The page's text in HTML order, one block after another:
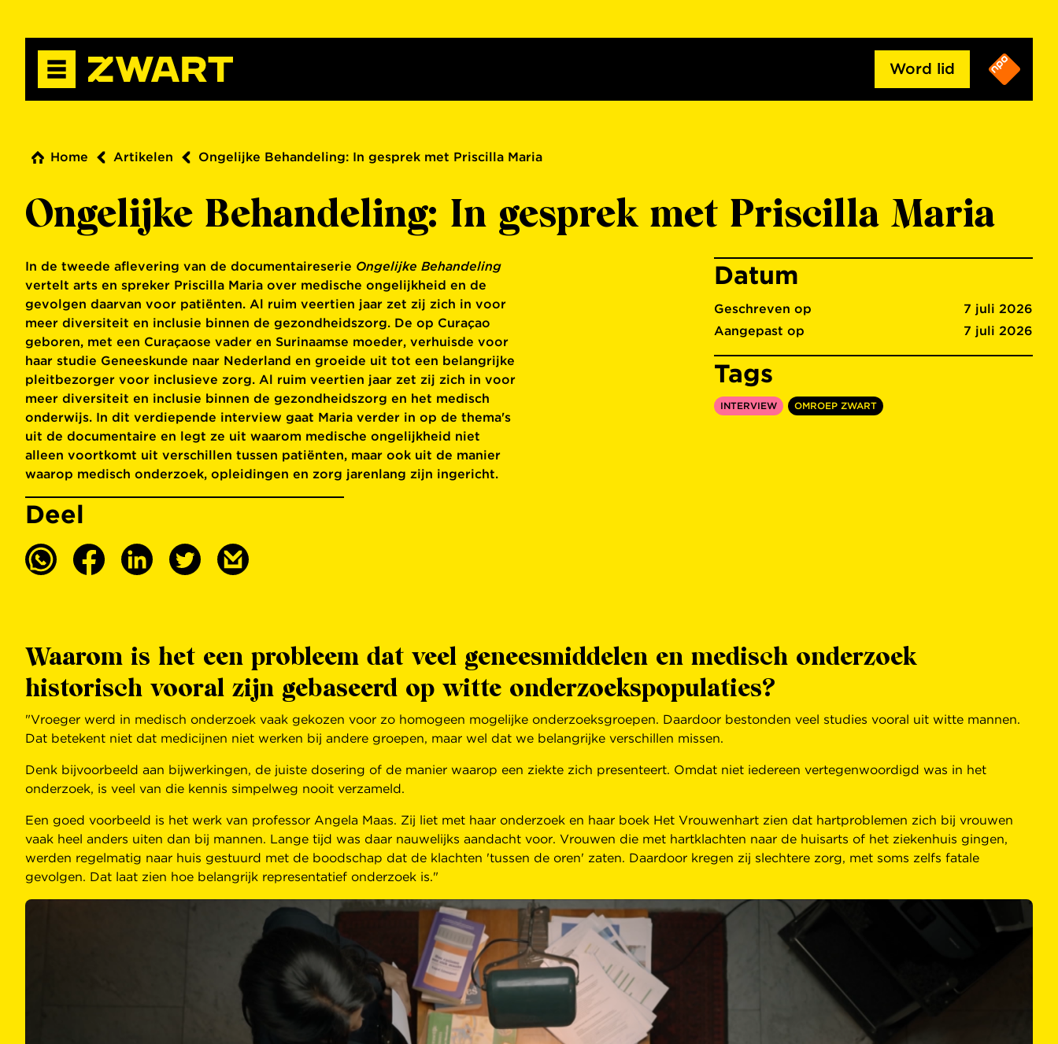
Word lid
Home Artikelen Ongelijke Behandeling: In gesprek met Priscilla Maria
Ongelijke Behandeling: In gesprek met Priscilla Maria
In de tweede aflevering van de documentaireserie Ongelijke Behandeling
vertelt arts en spreker Priscilla Maria over medische ongelijkheid en de
gevolgen daarvan voor patiënten. Al ruim veertien jaar zet zij zich in voor
meer diversiteit en inclusie binnen de gezondheidszorg. De op Curaçao
geboren, met een Curaçaose vader en Surinaamse moeder, verhuisde voor
haar studie Geneeskunde naar Nederland en groeide uit tot een belangrijke
pleitbezorger voor inclusieve zorg. Al ruim veertien jaar zet zij zich in voor
meer diversiteit en inclusie binnen de gezondheidszorg en het medisch
onderwijs. In dit verdiepende interview gaat Maria verder in op de thema's
uit de documentaire en legt ze uit waarom medische ongelijkheid niet
alleen voortkomt uit verschillen tussen patiënten, maar ook uit de manier
waarop medisch onderzoek, opleidingen en zorg jarenlang zijn ingericht.
Datum
Geschreven op
7 juli 2026
Aangepast op
7 juli 2026
Tags
INTERVIEW OMROEP ZWART
Deel
Waarom is het een probleem dat veel geneesmiddelen en medisch onderzoek
historisch vooral zijn gebaseerd op witte onderzoekspopulaties?
"Vroeger werd in medisch onderzoek vaak gekozen voor zo homogeen mogelijke onderzoeksgroepen. Daardoor bestonden veel studies vooral uit witte mannen.
Dat betekent niet dat medicijnen niet werken bij andere groepen, maar wel dat we belangrijke verschillen missen.
Denk bijvoorbeeld aan bijwerkingen, de juiste dosering of de manier waarop een ziekte zich presenteert. Omdat niet iedereen vertegenwoordigd was in het
onderzoek, is veel van die kennis simpelweg nooit verzameld.
Een goed voorbeeld is het werk van professor Angela Maas. Zij liet met haar onderzoek en haar boek Het Vrouwenhart zien dat hartproblemen zich bij vrouwen
vaak heel anders uiten dan bij mannen. Lange tijd was daar nauwelijks aandacht voor. Vrouwen die met hartklachten naar de huisarts of het ziekenhuis gingen,
werden regelmatig naar huis gestuurd met de boodschap dat de klachten 'tussen de oren' zaten. Daardoor kregen zij slechtere zorg, met soms zelfs fatale
gevolgen. Dat laat zien hoe belangrijk representatief onderzoek is."